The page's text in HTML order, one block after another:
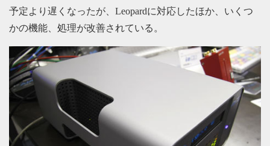
予定より遅くなったが、Leopardに対応したほか、いくつ
かの機能、処理が改善されている。